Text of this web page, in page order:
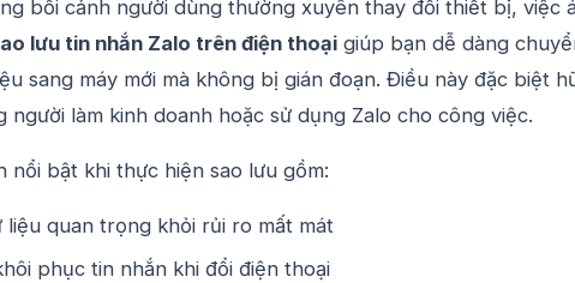
bối cảnh người dùng thường xuyên thay đổi thiết bị, việc
lưu tin nhắn Zalo trên điện thoại giúp bạn dễ dàng
sang máy mới mà không bị gián đoạn. Điều này đặc biệt
người làm kinh doanh hoặc sử dụng Zalo cho công việc.
nổi bật khi thực hiện sao lưu gồm:
liệu quan trọng khỏi rủi ro mất mát
phục tin nhắn khi đổi điện thoại